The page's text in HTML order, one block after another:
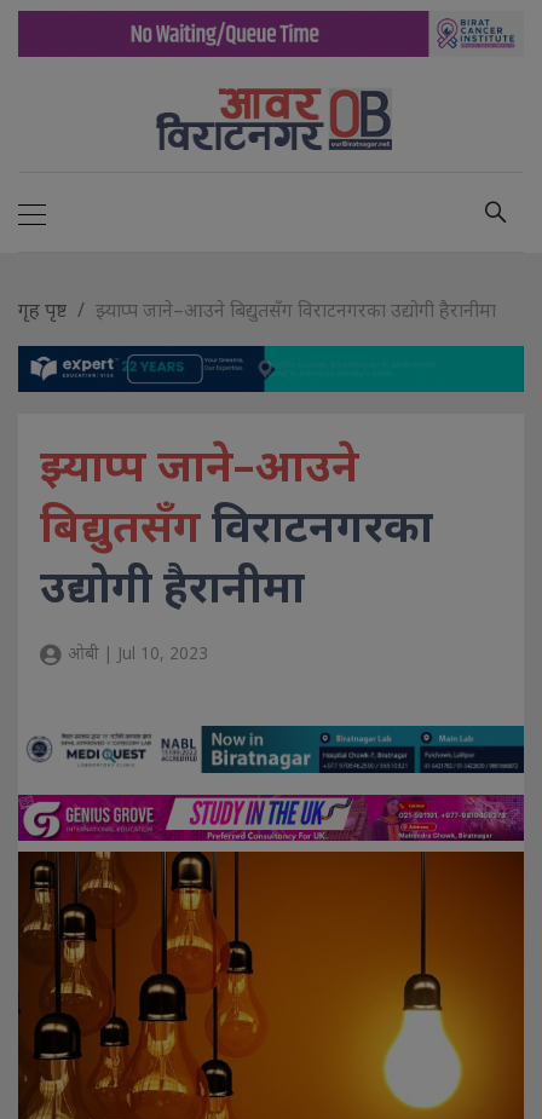
गृह पृष्ट झ्याप्प जाने–आउने बिद्युतसँग विराटनगरका उद्योगी हैरानीमा
झ्याप्प जाने–आउने
बिद्युतसँगविराटनगरका
उद्योगी हैरानीमा
ओबी | Jul 10, 2023